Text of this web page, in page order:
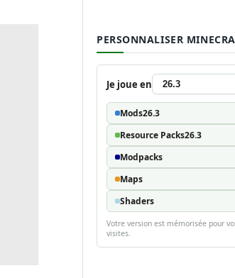
PERSONNALISER
Je joue en
Mods26.3
Resource Packs26.3
Modpacks
Maps
Shaders
Votre version est mémorisée pour
visites.